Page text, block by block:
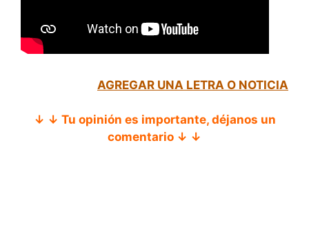
AGREGAR UNA LETRA O NOTICIA
↓ ↓ Tu opinión es importante, déjanos un
comentario ↓ ↓